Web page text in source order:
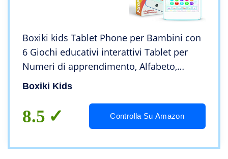
Boxiki kids Tablet Phone per Bambini con
6 Giochi educativi interattivi Tablet per
Numeri di apprendimento, Alfabeto,
ortografia, Gioco, Melodie | Giocattolo
Boxiki Kids
8.5 Controlla Su Amazon